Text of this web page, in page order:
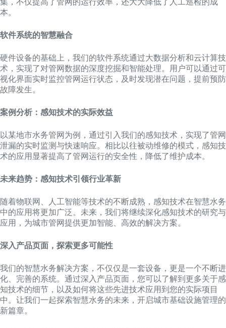
本。
软件系统的智慧融合
硬件设备的基础上，我们的软件系统通过大数据分析和云计算技
术，实现了对管网数据的深度挖掘和智能处理。用户可以通过可
视化界面实时监控管网运行状态，及时发现潜在问题，提前预防
故障发生。
案例分析：感知技术的实际效益
以某地市水务管网为例，通过引入我们的感知技术，实现了管网
泄漏的实时监测与快速响应。相比以往被动维修的模式，感知技
术的应用显著提高了管网运行的安全性，降低了维护成本。
未来趋势：感知技术引领行业革新
随着物联网、人工智能等技术的不断成熟，感知技术在智慧水务
中的应用将更加广泛。未来，我们将继续深化感知技术的研究与
应用，为城市管网提供更加智能、高效的解决方案。
深入产品页面，探索更多可能性
我们的智慧水务解决方案，不仅仅是一套设备，更是一个不断进
化、完善的系统。通过深入产品页面，您可以了解到更多关于感
知技术的细节，以及如何将这些先进技术应用到您的实际项目
中。让我们一起探索智慧水务的未来，开启城市基础设施管理的
新篇章。